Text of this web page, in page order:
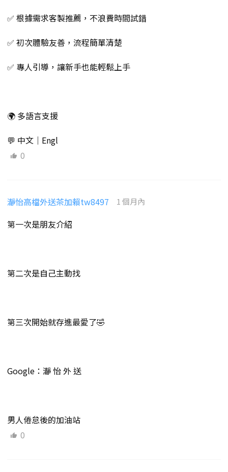
✅ 根據需求客製推薦，不浪費時間試錯
✅ 初次體驗友善，流程簡單清楚
✅ 專人引導，讓新手也能輕鬆上手
🌍 多語言支援
💬 中文｜Engl
0
瀞怡高檔外送茶加賴tw8497 1 個月內
第一次是朋友介紹
第二次是自己主動找
第三次開始就存進最愛了🤣
Google：瀞 怡 外 送
男人倦怠後的加油站
0